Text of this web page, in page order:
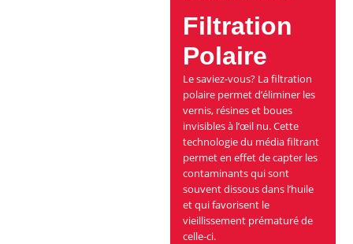
Filtration
Polaire
Le saviez-vous? La filtration
polaire permet d’éliminer les
vernis, résines et boues
invisibles à l’œil nu. Cette
technologie du média filtrant
permet en effet de capter les
contaminants qui sont
souvent dissous dans l’huile
et qui favorisent le
vieillissement prématuré de
celle-ci.